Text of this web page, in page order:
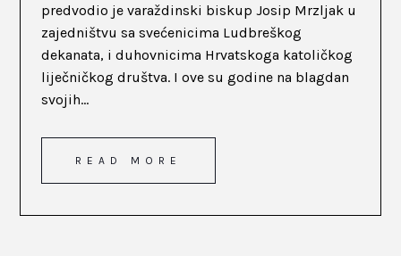
predvodio je varaždinski biskup Josip Mrzljak u
zajedništvu sa svećenicima Ludbreškog
dekanata, i duhovnicima Hrvatskoga katoličkog
liječničkog društva. I ove su godine na blagdan
svojih...
READ MORE